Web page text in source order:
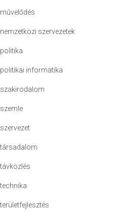
művelődés
nemzetközi szervezetek
politika
politikai informatika
szakirodalom
szemle
szervezet
társadalom
távközlés
technika
területfejlesztés